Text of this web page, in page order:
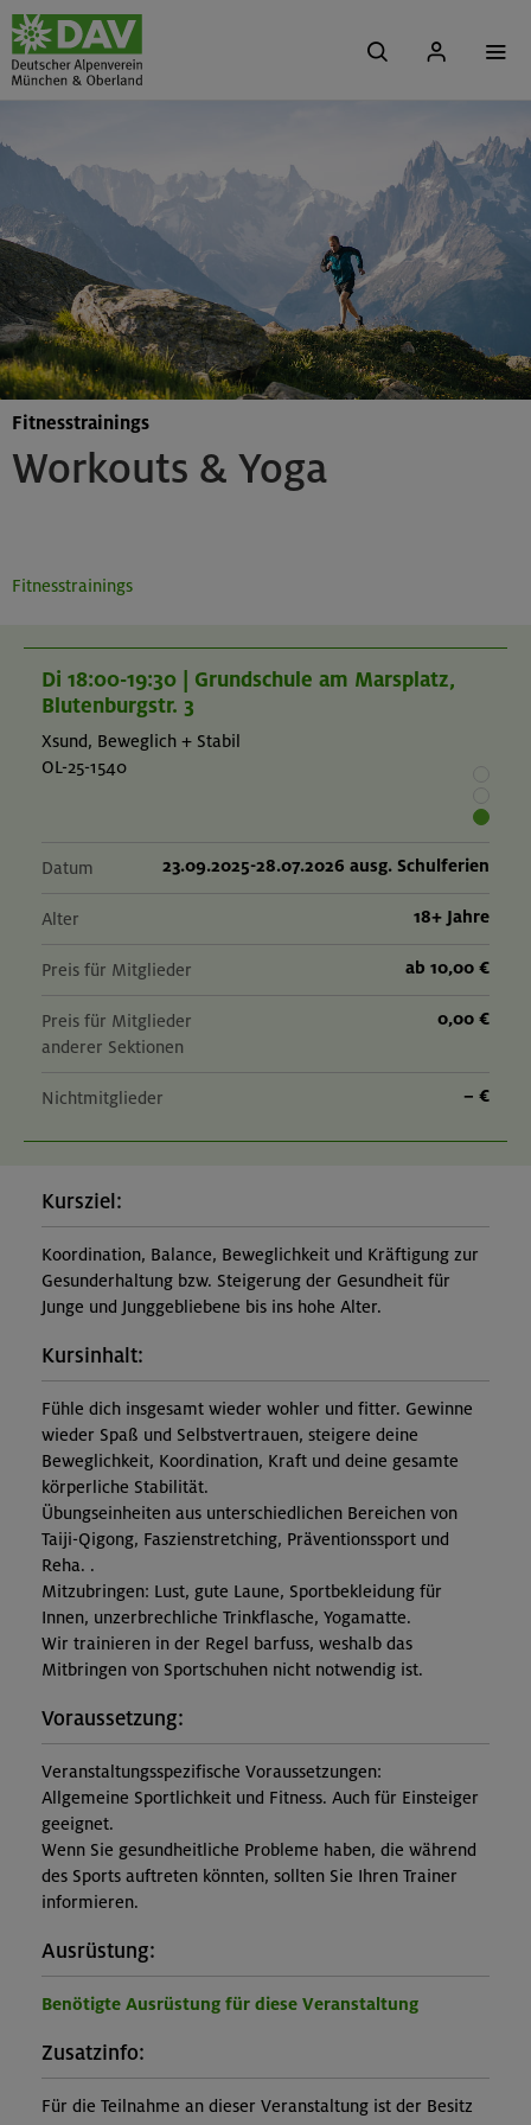
Workouts & Yoga
Fitnesstrainings
Fitnesstrainings
Di 18:00-19:30 | Grundschule am Marsplatz,
Blutenburgstr. 3
Xsund, Beweglich + Stabil
OL-25-1540
Datum 23.09.2025-28.07.2026 ausg. Schulferien
Alter 18+ Jahre
Preis für Mitglieder ab 10,00 €
Preis für Mitglieder
anderer Sektionen
0,00 €
Nichtmitglieder – €
Kursziel:
Koordination, Balance, Beweglichkeit und Kräftigung zur
Gesunderhaltung bzw. Steigerung der Gesundheit für
Junge und Junggebliebene bis ins hohe Alter.
Kursinhalt:
Fühle dich insgesamt wieder wohler und fitter. Gewinne
wieder Spaß und Selbstvertrauen, steigere deine
Beweglichkeit, Koordination, Kraft und deine gesamte
körperliche Stabilität.
Übungseinheiten aus unterschiedlichen Bereichen von
Taiji-Qigong, Faszienstretching, Präventionssport und
Reha. .
Mitzubringen: Lust, gute Laune, Sportbekleidung für
Innen, unzerbrechliche Trinkflasche, Yogamatte.
Wir trainieren in der Regel barfuss, weshalb das
Mitbringen von Sportschuhen nicht notwendig ist.
Voraussetzung:
Veranstaltungsspezifische Voraussetzungen:
Allgemeine Sportlichkeit und Fitness. Auch für Einsteiger
geeignet.
Wenn Sie gesundheitliche Probleme haben, die während
des Sports auftreten könnten, sollten Sie Ihren Trainer
informieren.
Ausrüstung:
Benötigte Ausrüstung für diese Veranstaltung
Zusatzinfo:
Für die Teilnahme an dieser Veranstaltung ist der Besitz